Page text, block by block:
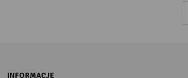
INFORMACJE